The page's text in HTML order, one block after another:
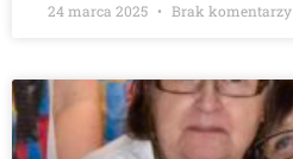
24 marca 2025 Brak komentarzy